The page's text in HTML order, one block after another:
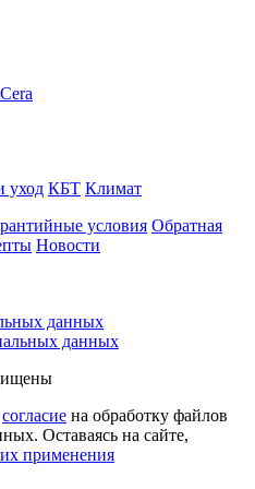
уход КБТ Климат
условия Обратная
Новости
данных
данных
согласие на обработку файлов
Оставаясь на сайте,
применения